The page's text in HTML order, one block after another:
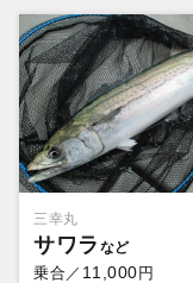
三幸丸
サワラ
乗合／ 11,000円